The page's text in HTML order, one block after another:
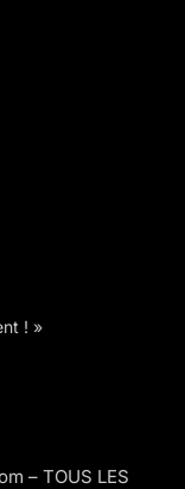
! »
– TOUS LES